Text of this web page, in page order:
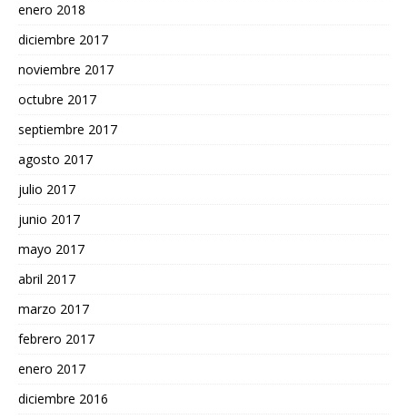
enero 2018
diciembre 2017
noviembre 2017
octubre 2017
septiembre 2017
agosto 2017
julio 2017
junio 2017
mayo 2017
abril 2017
marzo 2017
febrero 2017
enero 2017
diciembre 2016